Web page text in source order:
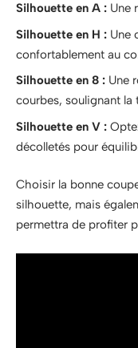
Silhouette en A : Une
Silhouette en H : Une
confortablement au
Silhouette en 8 : Une
courbes, soulignant la
Silhouette en V :
décolletés pour
Choisir la bonne
silhouette, mais
permettra de profiter